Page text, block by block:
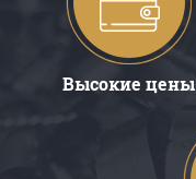
Высокие цены